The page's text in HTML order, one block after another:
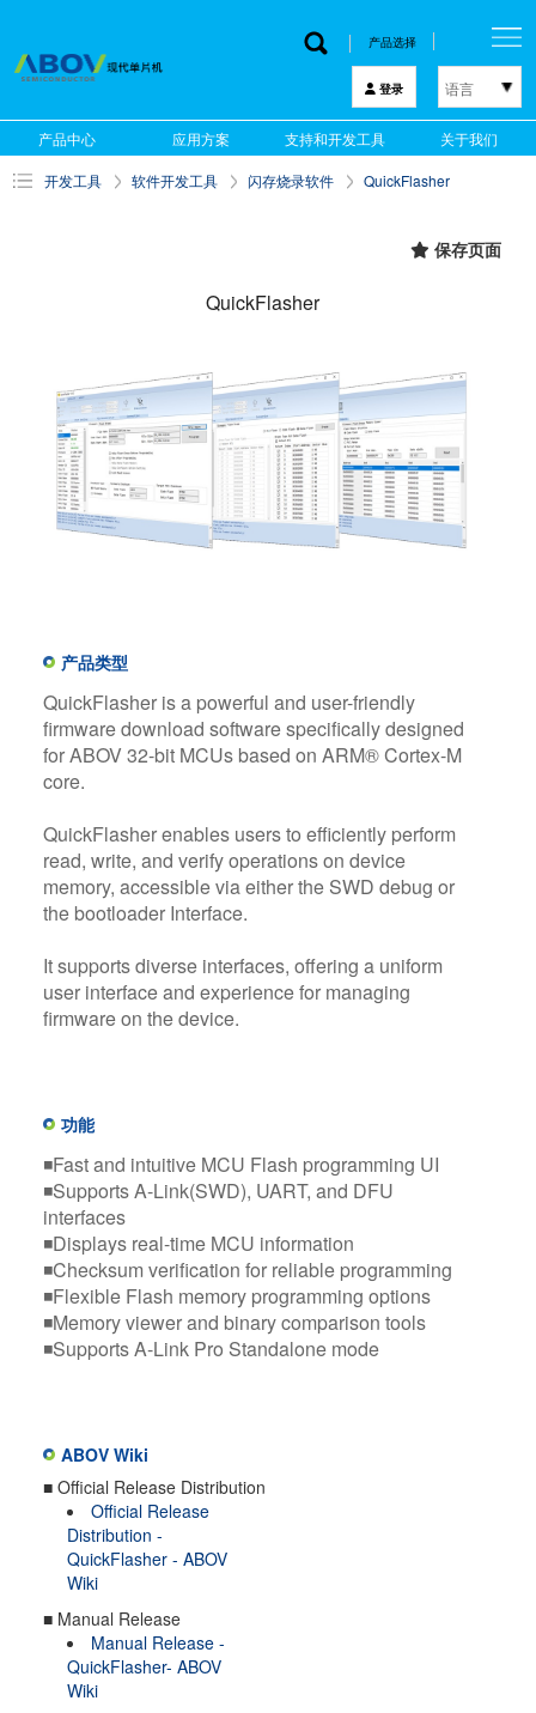
产品选择
登录 语言
한국어
English
产品中心 应用方案 支持和开发工具 关于我们
开发工具 软件开发工具 闪存烧录软件 QuickFlasher
保存页面
QuickFlasher
产品类型
QuickFlasher is a powerful and user-friendly
firmware download software specifically designed
for ABOV 32-bit MCUs based on ARM® Cortex-M
core.
QuickFlasher enables users to efficiently perform
read, write, and verify operations on device
memory, accessible via either the SWD debug or
the bootloader Interface.
It supports diverse interfaces, offering a uniform
user interface and experience for managing
firmware on the device.
功能
◾Fast and intuitive MCU Flash programming UI
◾Supports A-Link(SWD), UART, and DFU
interfaces
◾Displays real-time MCU information
◾Checksum verification for reliable programming
◾Flexible Flash memory programming options
◾Memory viewer and binary comparison tools
◾Supports A-Link Pro Standalone mode
ABOV Wiki
■ Official Release Distribution
Official Release
Distribution -
QuickFlasher - ABOV
Wiki
■ Manual Release
Manual Release -
QuickFlasher- ABOV
Wiki